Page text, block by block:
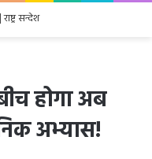
होगा अब
अभ्यास!